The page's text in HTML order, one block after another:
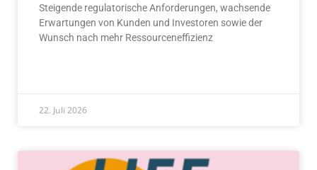
Steigende regulatorische Anforderungen, wachsende
Erwartungen von Kunden und Investoren sowie der
Wunsch nach mehr Ressourceneffizienz
22. Juli 2026